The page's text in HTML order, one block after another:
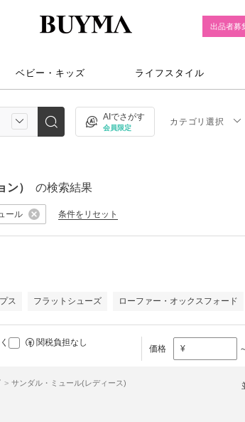
出品者募
ベビー・キッズ ライフスタイル
AIでさがす
会員限定
カテゴリ選択
ン） の検索結果
ール 条件をリセット
ス フラットシューズ ローファー・オックスフォード
関税負担なし
価格 ¥
サンダル・ミュール(レディース)